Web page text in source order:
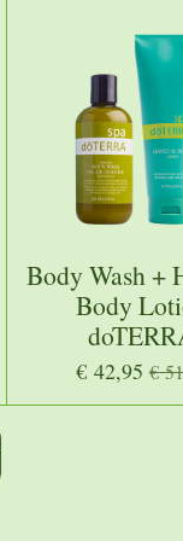
Body Wash +
Body
€ 42,95 €